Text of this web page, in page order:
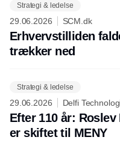
Strategi & ledelse
29.06.2026 SCM.dk
Erhvervstilliden
trækker ned
Strategi & ledelse
29.06.2026 Delfi
Efter 110 år:
er skiftet til MENY